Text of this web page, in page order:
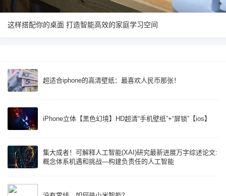
这样搭配你的桌面 打造智能高效的家庭学习空间
超适合iphone的高清壁纸：最喜欢人民币那张！
iPhone立体【黑色幻境】HD超清“手机壁纸”+“屏锁”【ios】
集大成者！可解释人工智能(XAI)研究最新进展万字综述论文:
概念体系机遇和挑战—构建负责任的人工智能